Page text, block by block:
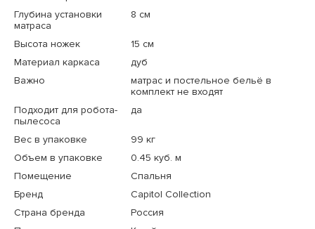
Глубина установки
матраса
8 см
Высота ножек
15 см
Материал каркаса
дуб
Важно
матрас и постельное бельё в
комплект не входят
Подходит для робота-
пылесоса
да
Вес в упаковке
99 кг
Объем в упаковке
0.45 куб. м
Помещение
Спальня
Бренд
Capitol Collection
Страна бренда
Россия